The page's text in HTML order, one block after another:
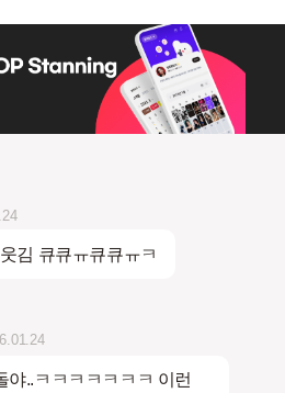
김 큐큐ㅠ큐큐ㅠㅋ
야..ㅋㅋㅋㅋㅋㅋㅋ 이런